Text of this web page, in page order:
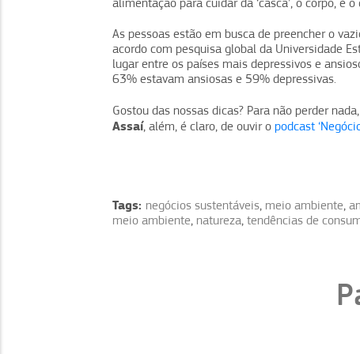
alimentação para cuidar da ‘casca’, o corpo, é
As pessoas estão em busca de preencher o
acordo com pesquisa global da Universidade
lugar entre os países mais depressivos e
63% estavam ansiosas e 59% depressivas.
Gostou das nossas dicas? Para não perder
Assaí, além, é claro, de ouvir o podcast
Tags: negócios sustentáveis, meio ambiente,
meio ambiente, natureza, tendências de